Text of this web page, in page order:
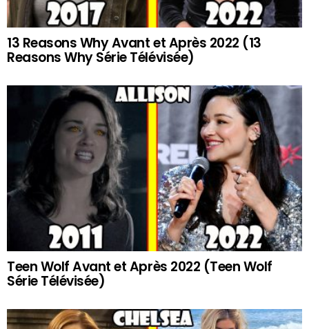
13 Reasons Why Avant et Après 2022 (13
Reasons Why Série Télévisée)
Teen Wolf Avant et Après 2022 (Teen Wolf
Série Télévisée)